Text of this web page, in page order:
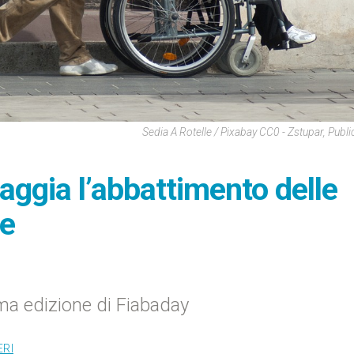
Sedia A Rotelle / Pixabay CC0 - Zstupar,
l’abbattimento delle
edizione di Fiabaday